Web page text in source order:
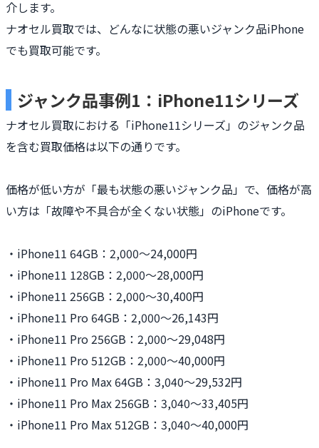
介します。
ナオセル買取では、どんなに状態の悪いジャンク品iPhone
でも買取可能です。
ジャンク品事例1：iPhone11シリーズ
ナオセル買取における「iPhone11シリーズ」のジャンク品
を含む買取価格は以下の通りです。
価格が低い方が「最も状態の悪いジャンク品」で、価格が高
い方は「故障や不具合が全くない状態」のiPhoneです。
・iPhone11 64GB：2,000〜24,000円
・iPhone11 128GB：2,000〜28,000円
・iPhone11 256GB：2,000〜30,400円
・iPhone11 Pro 64GB：2,000〜26,143円
・iPhone11 Pro 256GB：2,000〜29,048円
・iPhone11 Pro 512GB：2,000〜40,000円
・iPhone11 Pro Max 64GB：3,040〜29,532円
・iPhone11 Pro Max 256GB：3,040〜33,405円
・iPhone11 Pro Max 512GB：3,040〜40,000円